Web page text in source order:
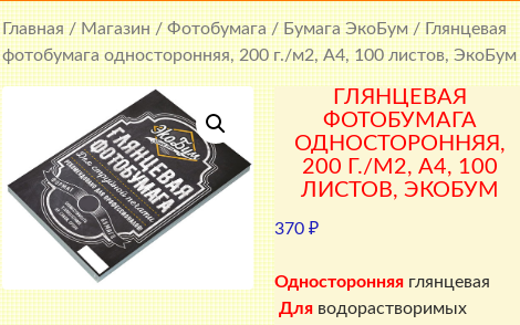
Главная/Магазин/Фотобумага/Бумага ЭкоБум/ Глянцевая
фотобумага односторонняя, 200 г./м2, A4, 100 листов, ЭкоБум
ГЛЯНЦЕВАЯ
ФОТОБУМАГА
ОДНОСТОРОННЯЯ,
200 Г./М2, A4, 100
ЛИСТОВ, ЭКОБУМ
370₽
Односторонняя глянцевая
Для водорастворимых